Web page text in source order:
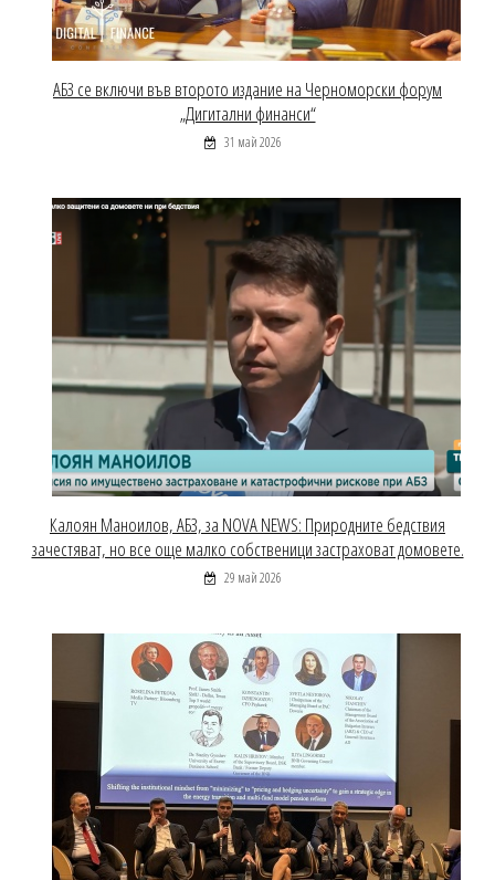
АБЗ се включи във второто издание на Черноморски форум
„Дигитални финанси“
31 май 2026
Калоян Маноилов, АБЗ, за NOVA NEWS: Природните бедствия
зачестяват, но все още малко собственици застраховат домовете.
29 май 2026